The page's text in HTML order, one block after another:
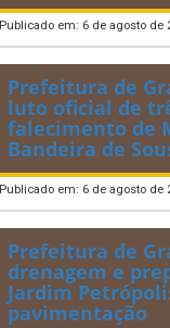
Publicado em: 6 de agosto de
Prefeitura de
luto oficial de
falecimento de
Bandeira de
Publicado em: 6 de agosto de
Prefeitura de
drenagem e
Jardim
pavimentação